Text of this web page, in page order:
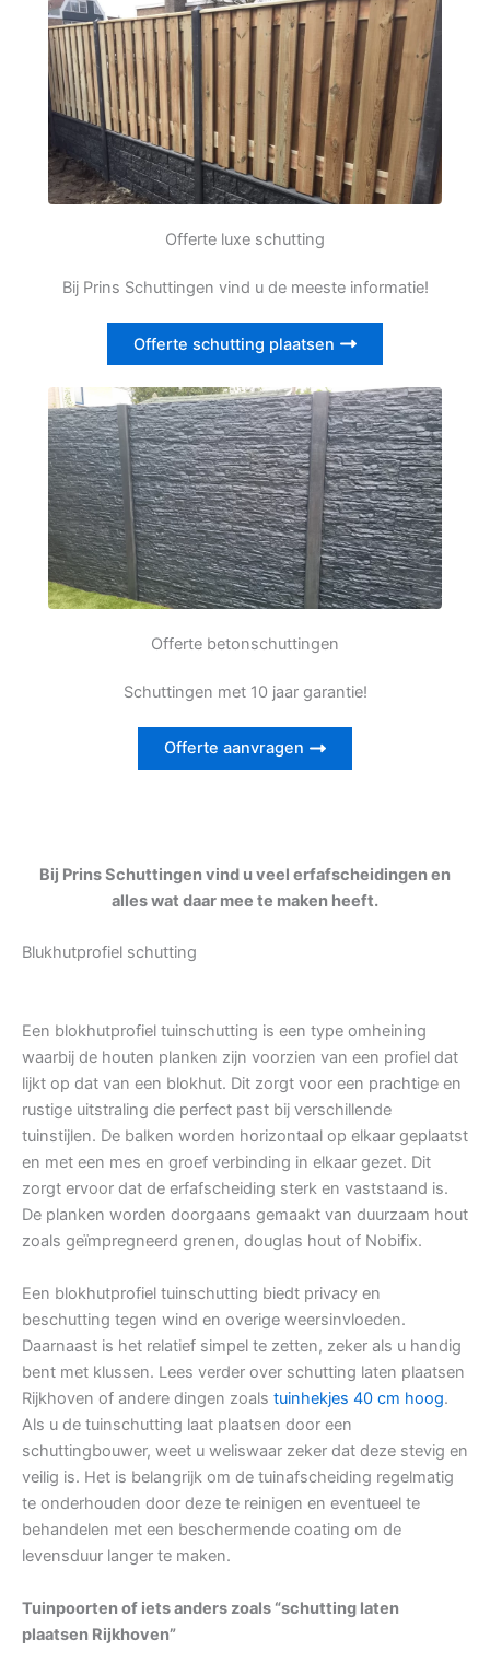
Offerte luxe schutting
Bij Prins Schuttingen vind u de meeste informatie!
Offerte schutting plaatsen
Offerte betonschuttingen
Schuttingen met 10 jaar garantie!
Offerte aanvragen
Bij Prins Schuttingen vind u veel erfafscheidingen en
alles wat daar mee te maken heeft.
Blukhutprofiel schutting
Een blokhutprofiel tuinschutting is een type omheining
waarbij de houten planken zijn voorzien van een profiel dat
lijkt op dat van een blokhut. Dit zorgt voor een prachtige en
rustige uitstraling die perfect past bij verschillende
tuinstijlen. De balken worden horizontaal op elkaar geplaatst
en met een mes en groef verbinding in elkaar gezet. Dit
zorgt ervoor dat de erfafscheiding sterk en vaststaand is.
De planken worden doorgaans gemaakt van duurzaam hout
zoals geïmpregneerd grenen, douglas hout of Nobifix.
Een blokhutprofiel tuinschutting biedt privacy en
beschutting tegen wind en overige weersinvloeden.
Daarnaast is het relatief simpel te zetten, zeker als u handig
bent met klussen. Lees verder over schutting laten plaatsen
Rijkhoven of andere dingen zoals tuinhekjes 40 cm hoog.
Als u de tuinschutting laat plaatsen door een
schuttingbouwer, weet u weliswaar zeker dat deze stevig en
veilig is. Het is belangrijk om de tuinafscheiding regelmatig
te onderhouden door deze te reinigen en eventueel te
behandelen met een beschermende coating om de
levensduur langer te maken.
Tuinpoorten of iets anders zoals “schutting laten
plaatsen Rijkhoven”